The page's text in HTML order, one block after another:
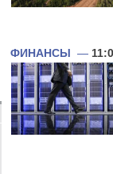
ФИНАНСЫ —